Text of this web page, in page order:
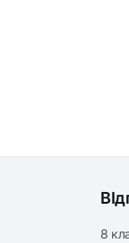
8